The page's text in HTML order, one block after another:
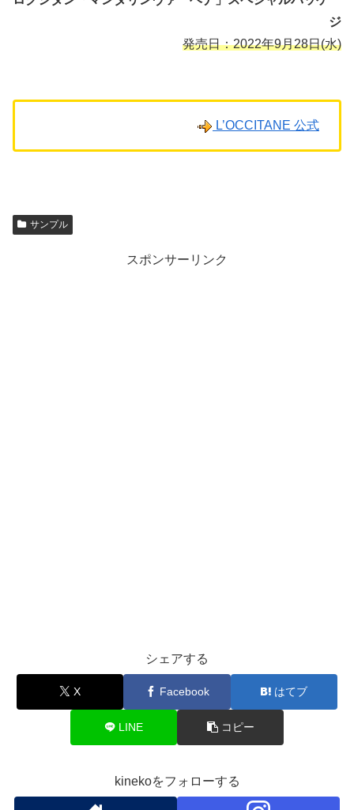
ジ
発売日：2022年9月28日(水)
L’OCCITANE 公式
サンプル
スポンサーリンク
シェアする
X Facebook はてブ
LINE コピー
kinekoをフォローする